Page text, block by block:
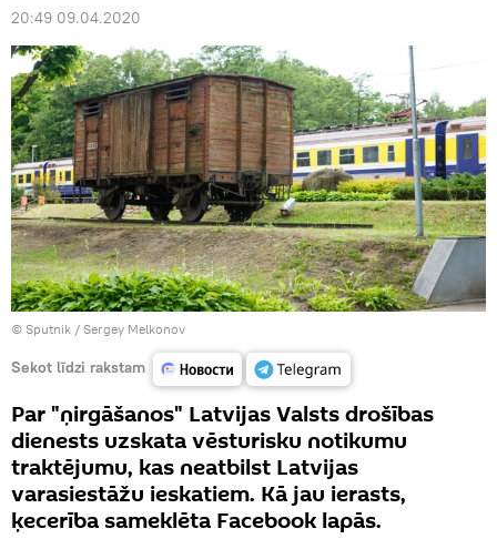
20:49 09.04.2020
© Sputnik / Sergey Melkonov
Sekot līdzi rakstam
Par "ņirgāšanos" Latvijas Valsts drošības
dienests uzskata vēsturisku notikumu
traktējumu, kas neatbilst Latvijas
varasiestāžu ieskatiem. Kā jau ierasts,
ķecerība sameklēta Facebook lapās.